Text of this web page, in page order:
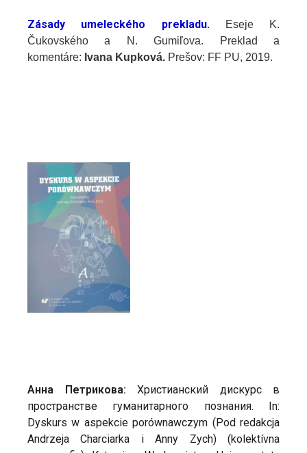
Zásady umeleckého prekladu. Eseje K.
Čukovského a N. Gumiľova. Preklad a
komentáre: Ivana Kupková. Prešov: FF PU, 2019.
Анна Петрикова: Христианский дискурс в
пространстве гуманитарного познания. In:
Dyskurs w aspekcie porównawczym (Pod redakcja
Andrzeja Charciarka i Anny Zych) (kolektívna